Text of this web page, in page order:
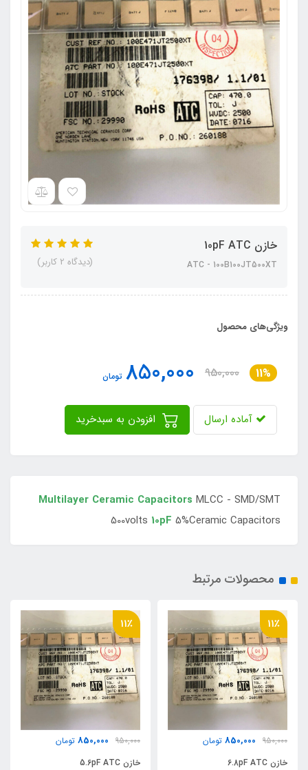
خازن 10pF ATC
ATC - 100B100JT500XT (دیدگاه 2 کاربر)
ویژگی‌های محصول
11%
950,000
850,000 تومان
آماده ارسال
Multilayer Ceramic Capacitors MLCC - SMD/SMT
500volts 10pF 5%Ceramic Capacitors
محصولات مرتبط
11٪
950,000
850,000 تومان
خازن 6.8pF ATC
11٪
950,000
850,000 تومان
خازن 5.6pF ATC